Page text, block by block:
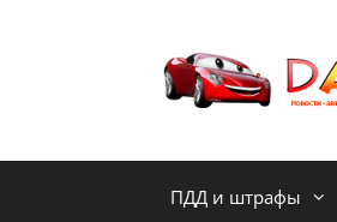
ПДД и штрафы